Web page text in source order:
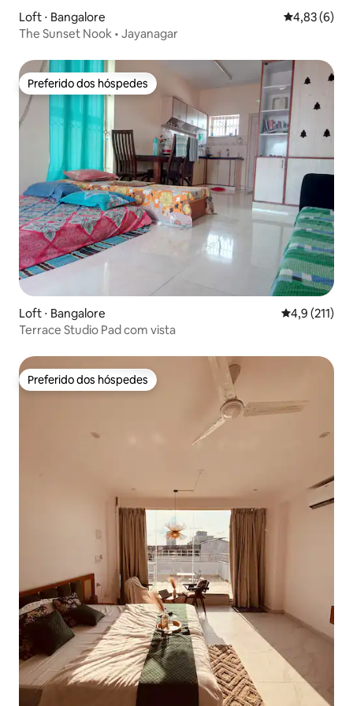
Loft ⋅ Bangalore 4,83 de uma
4,83 (6)
The Sunset Nook • Jayanagar
Preferido dos hóspedes
Preferido dos hóspedes
Loft ⋅ Bangalore 4,9 de uma
4,9 (211)
Terrace Studio Pad com vista
Preferido dos hóspedes
Preferido dos hóspedes